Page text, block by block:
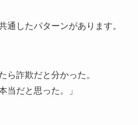
通したパターンがあります。
ら詐欺だと分かった。
当だと思った。」